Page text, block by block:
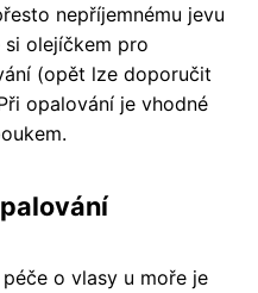
nepříjemnému jevu
olejíčkem pro
(opět lze doporučit
opalování je vhodné
o vlasy u moře je